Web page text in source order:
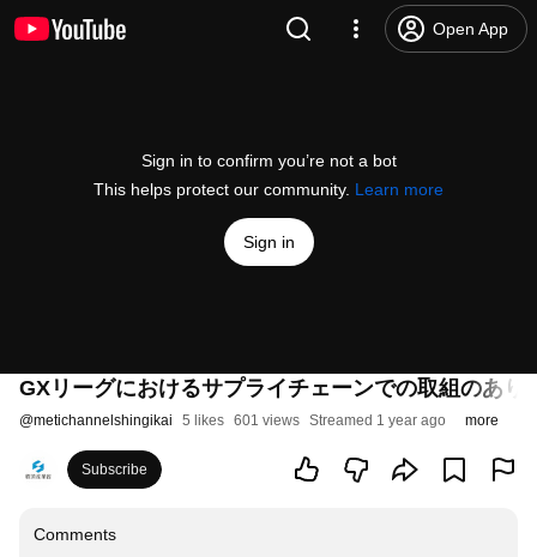
Open App
Sign in to confirm you’re not a bot
This helps protect our community. Learn more
Sign in
GXリーグにおけるサプライチェーンでの取組のあり
@metichannelshingikai 5 likes 601 views Streamed 1 year ago more
Subscribe
Comments